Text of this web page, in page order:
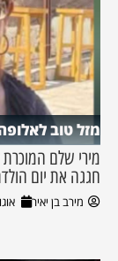
מזל טוב
מירי שלם המוכרת
חגגה את יום
מירב בן יאיר